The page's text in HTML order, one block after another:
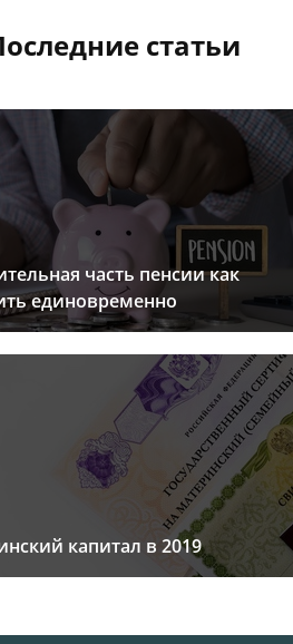
статьи
часть пенсии как
единовременно
капитал в 2019